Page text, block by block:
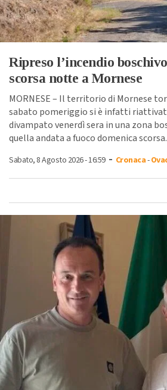
Ripreso l’incendio
scorsa notte a Mornese
MORNESE – Il territorio di Mornese
sabato pomeriggio si è infatti
divampato venerdì sera in una zona
quella andata a fuoco domenica
Sabato, 8 Agosto 2026 - 16:59- Cronaca-